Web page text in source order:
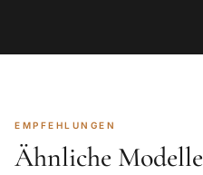
EMPFEHLUNGEN
Ähnliche Modelle